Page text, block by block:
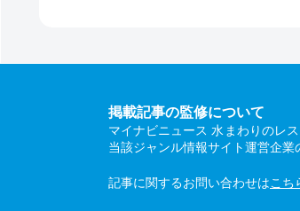
掲載記事の監修について
マイナビニュース 水まわりのレ
当該ジャンル情報サイト運営企業
記事に関するお問い合わせはこち